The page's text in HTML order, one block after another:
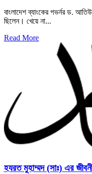
বাংলাদেশ ব্যাংকের গভর্নর ড.
ছিলেন। খেয়ে না...
Read More
হযরত মুহাম্মদ (সাঃ) এর জীবনী